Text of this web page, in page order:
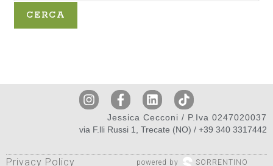
CERCA
via F.lli Russi 1, Trecate (NO) / +39 340 3317442
Jessica Cecconi / P.Iva 0247020037
Privacy Policy
powered by
SORRENTINO